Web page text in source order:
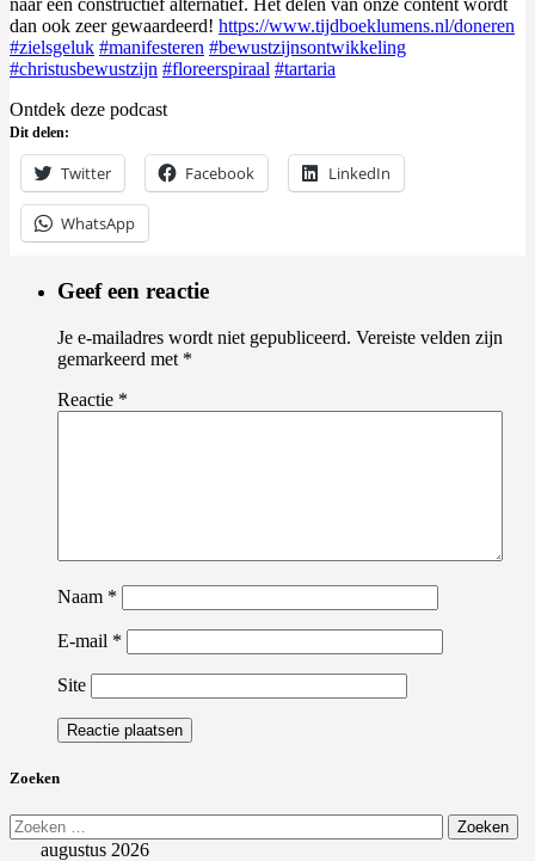
naar een constructief alternatief. Het delen van onze content wordt
dan ook zeer gewaardeerd! https://www.tijdboeklumens.nl/doneren
#zielsgeluk #manifesteren #bewustzijnsontwikkeling
#christusbewustzijn #floreerspiraal #tartaria
Ontdek deze podcast
Dit delen:
Twitter Facebook LinkedIn
WhatsApp
Geef een reactie
Je e-mailadres wordt niet gepubliceerd. Vereiste velden zijn
gemarkeerd met *
Reactie *
Naam *
E-mail *
Site
Zoeken
Zoeken
naar:augustus 2026